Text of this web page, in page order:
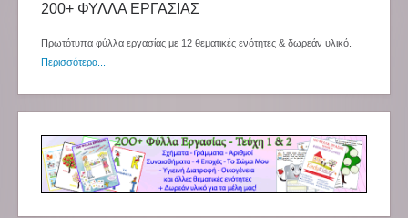
200+ ΦΥΛΛΑ ΕΡΓΑΣΙΑΣ
Πρωτότυπα φύλλα εργασίας με 12 θεματικές ενότητες & δωρεάν υλικό.
Περισσότερα...